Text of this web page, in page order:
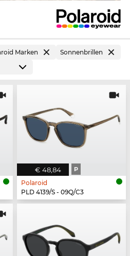
Marken Sonnenbrillen
€ 48,84 P
Polaroid
PLD 4139/S - 09Q/C3